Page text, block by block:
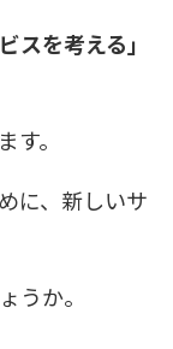
スを考える」
。
に、新しいサ
うか。